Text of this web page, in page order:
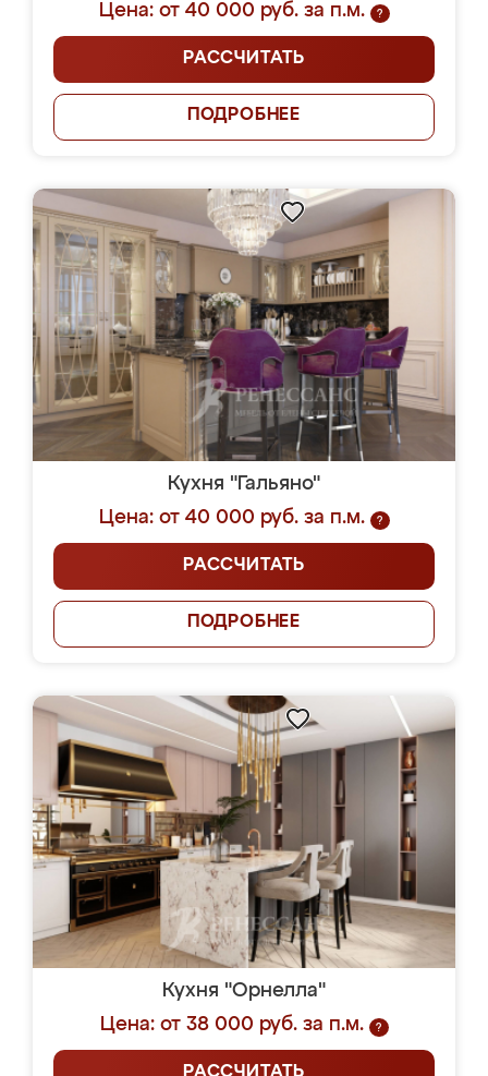
Цена: от 40 000 руб. за п.м.
?
РАССЧИТАТЬ
ПОДРОБНЕЕ
Кухня "Гальяно"
Цена: от 40 000 руб. за п.м.
?
РАССЧИТАТЬ
ПОДРОБНЕЕ
Кухня "Орнелла"
Цена: от 38 000 руб. за п.м.
?